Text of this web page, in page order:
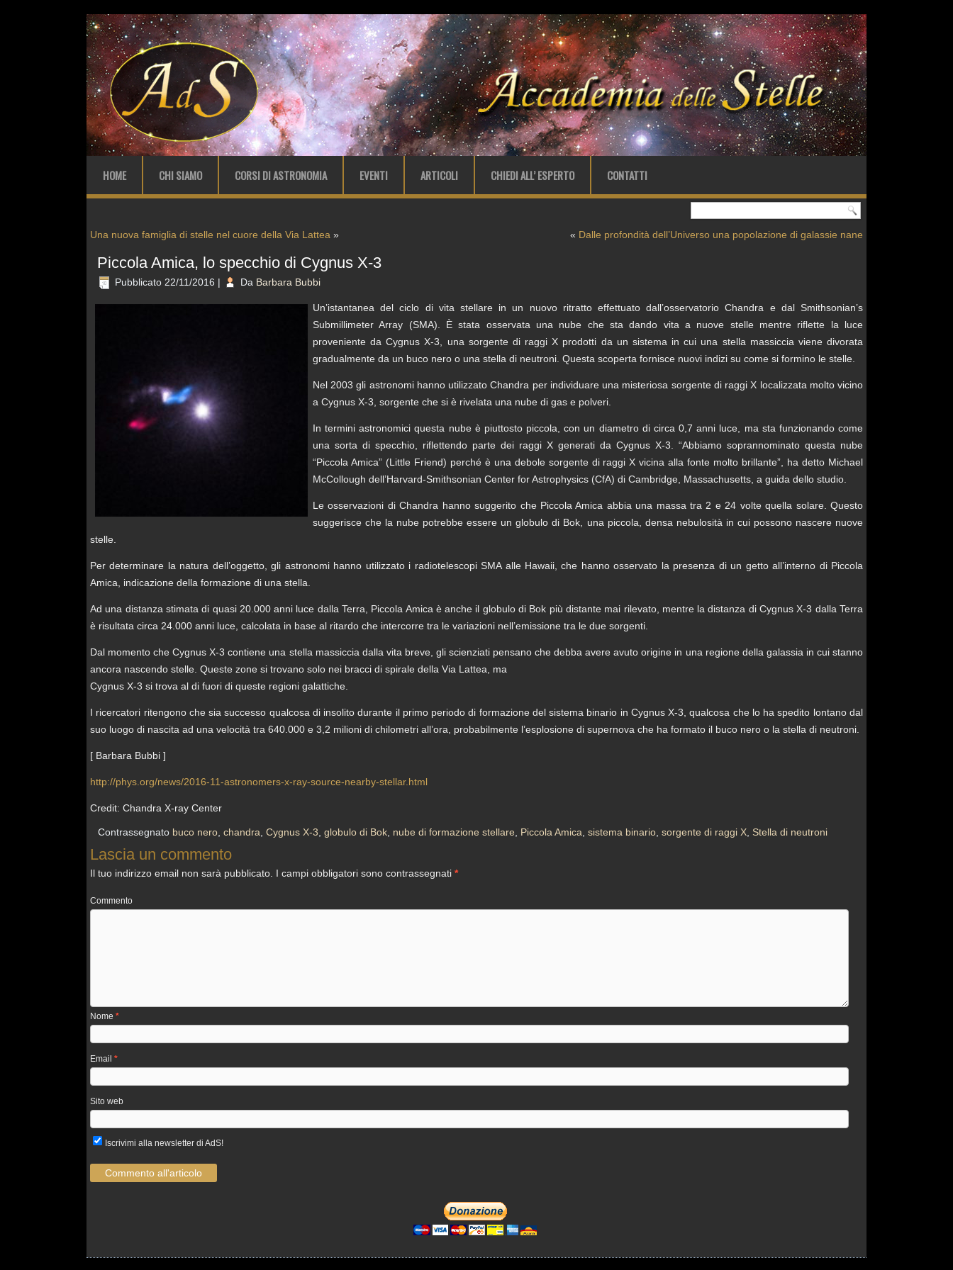
HOME CHI SIAMO CORSI DI ASTRONOMIA EVENTI ARTICOLI CHIEDI ALL’ ESPERTO CONTATTI
Una nuova famiglia di stelle nel cuore della Via Lattea » « Dalle profondità dell’Universo una popolazione di galassie nane
Piccola Amica, lo specchio di Cygnus X-3
Pubblicato 22/11/2016 | Da Barbara Bubbi
Un’istantanea del ciclo di vita stellare in un nuovo ritratto effettuato dall’osservatorio Chandra e dal Smithsonian’s
Submillimeter Array (SMA). È stata osservata una nube che sta dando vita a nuove stelle mentre riflette la luce
proveniente da Cygnus X-3, una sorgente di raggi X prodotti da un sistema in cui una stella massiccia viene divorata
gradualmente da un buco nero o una stella di neutroni. Questa scoperta fornisce nuovi indizi su come si formino le stelle.
Nel 2003 gli astronomi hanno utilizzato Chandra per individuare una misteriosa sorgente di raggi X localizzata molto vicino
a Cygnus X-3, sorgente che si è rivelata una nube di gas e polveri.
In termini astronomici questa nube è piuttosto piccola, con un diametro di circa 0,7 anni luce, ma sta funzionando come
una sorta di specchio, riflettendo parte dei raggi X generati da Cygnus X-3. “Abbiamo soprannominato questa nube
“Piccola Amica” (Little Friend) perché è una debole sorgente di raggi X vicina alla fonte molto brillante”, ha detto Michael
McCollough dell’Harvard-Smithsonian Center for Astrophysics (CfA) di Cambridge, Massachusetts, a guida dello studio.
Le osservazioni di Chandra hanno suggerito che Piccola Amica abbia una massa tra 2 e 24 volte quella solare. Questo
suggerisce che la nube potrebbe essere un globulo di Bok, una piccola, densa nebulosità in cui possono nascere nuove
stelle.
Per determinare la natura dell’oggetto, gli astronomi hanno utilizzato i radiotelescopi SMA alle Hawaii, che hanno osservato la presenza di un getto all’interno di Piccola
Amica, indicazione della formazione di una stella.
Ad una distanza stimata di quasi 20.000 anni luce dalla Terra, Piccola Amica è anche il globulo di Bok più distante mai rilevato, mentre la distanza di Cygnus X-3 dalla Terra
è risultata circa 24.000 anni luce, calcolata in base al ritardo che intercorre tra le variazioni nell’emissione tra le due sorgenti.
Dal momento che Cygnus X-3 contiene una stella massiccia dalla vita breve, gli scienziati pensano che debba avere avuto origine in una regione della galassia in cui stanno
ancora nascendo stelle. Queste zone si trovano solo nei bracci di spirale della Via Lattea, ma
Cygnus X-3 si trova al di fuori di queste regioni galattiche.
I ricercatori ritengono che sia successo qualcosa di insolito durante il primo periodo di formazione del sistema binario in Cygnus X-3, qualcosa che lo ha spedito lontano dal
suo luogo di nascita ad una velocità tra 640.000 e 3,2 milioni di chilometri all’ora, probabilmente l’esplosione di supernova che ha formato il buco nero o la stella di neutroni.
[ Barbara Bubbi ]
http://phys.org/news/2016-11-astronomers-x-ray-source-nearby-stellar.html
Credit: Chandra X-ray Center
Contrassegnato buco nero, chandra, Cygnus X-3, globulo di Bok, nube di formazione stellare, Piccola Amica, sistema binario, sorgente di raggi X, Stella di neutroni
Lascia un commento
Il tuo indirizzo email non sarà pubblicato. I campi obbligatori sono contrassegnati *
Commento
Nome *
Email *
Sito web
Iscrivimi alla newsletter di AdS!